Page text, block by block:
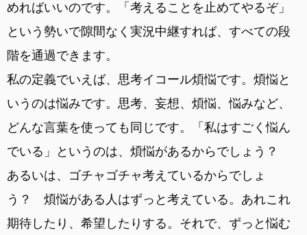
めればいいのです。「考えることを止めてやるぞ」
という勢いで隙間なく実況中継すれば、すべての段
階を通過できます。
私の定義でいえば、思考イコール煩悩です。煩悩と
いうのは悩みです。思考、妄想、煩悩、悩みなど、
どんな言葉を使っても同じです。「私はすごく悩ん
でいる」というのは、煩悩があるからでしょう？
あるいは、ゴチャゴチャ考えているからでしょ
う？ 煩悩がある人はずっと考えている。あれこれ
期待したり、希望したりする。それで、ずっと悩む